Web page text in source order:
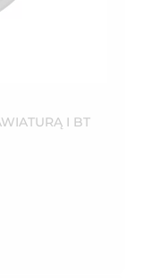
I BT